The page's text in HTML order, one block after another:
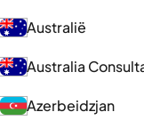
Australië
Australia
Azerbeidzjan